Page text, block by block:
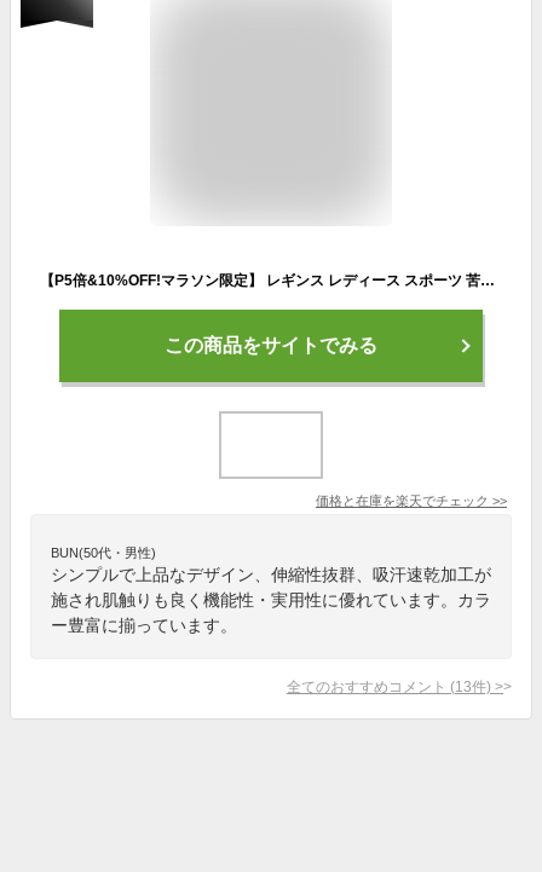
【P5倍&10%OFF!マラソン限定】 レギンス レディース スポーツ 苦しくない 10分丈 UVカット スパッツ スポーツレギンス テニス マラソン ヨガ ピラティス ゴルフ 登山 陸上 バスケ ランニング ウォーキング 新体操 バレエ 部活 吸汗速乾 夏 UV pc-201
この商品をサイトでみる
価格と在庫を楽天でチェック >>
BUN(50代・男性)
シンプルで上品なデザイン、伸縮性抜群、吸汗速乾加工が
施され肌触りも良く機能性・実用性に優れています。カラ
ー豊富に揃っています。
全てのおすすめコメント (13件) >